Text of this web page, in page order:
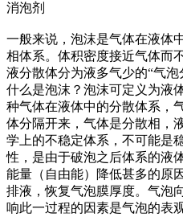
消泡剂
一般来说，泡沫是气体在液体
相体系。体积密度接近气体而
液分散体分为液多气少的“气泡
什么是泡沫？泡沫可定义为液
种气体在液体中的分散体系，
体分隔开来，气体是分散相，
学上的不稳定体系，不可能是
性，是由于破泡之后体系的液
能量（自由能）降低甚多的原
排液，恢复气泡膜厚度。气泡
响此一过程的因素是气泡的表